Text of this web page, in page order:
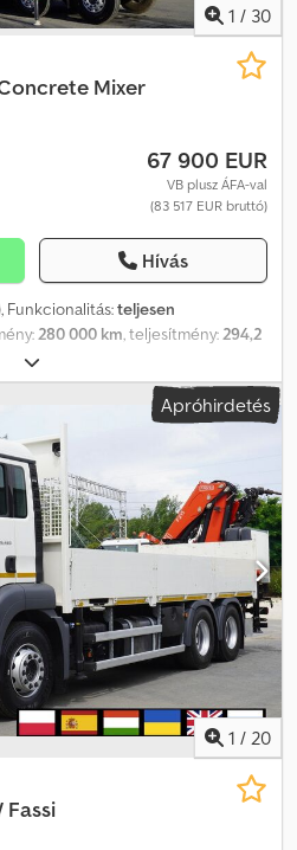
1 / 30
Mixer
67 900 EUR
VB plusz ÁFA-val
(83 517 EUR bruttó)
Hívás
, Funkcionalitás:teljesen
280 000 km, teljesítmény:294,2
dízel
fülke, hajtástípus:mechanikai,
426 h,
légkondicionálás
teherautó / 426 MTH !!! /
2008 Futott 280 ezer km Motor
Gumik 13R22.5 Hidraulika
Gyártási év 2008 A szivattyú
Szivattyúzási magasság
váltó Légkondicionáló Napfénytető
Nagyon jó műszaki állapot
Apróhirdetés
1 / 20
Fassi